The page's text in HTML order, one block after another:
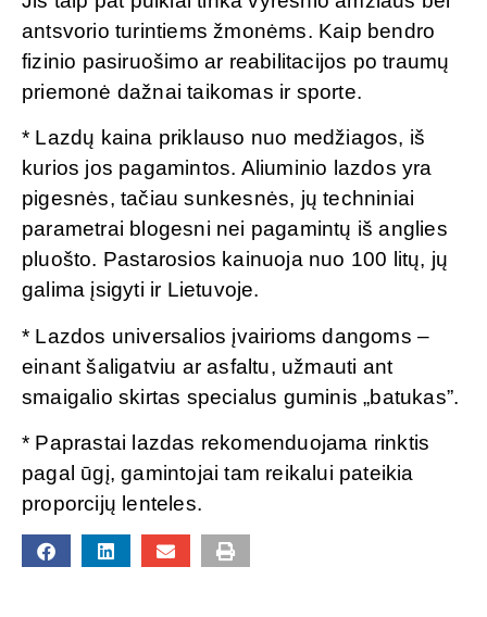
antsvorio turintiems žmonėms. Kaip bendro
fizinio pasiruošimo ar reabilitacijos po traumų
priemonė dažnai taikomas ir sporte.
* Lazdų kaina priklauso nuo medžiagos, iš
kurios jos pagamintos. Aliuminio lazdos yra
pigesnės, tačiau sunkesnės, jų techniniai
parametrai blogesni nei pagamintų iš anglies
pluošto. Pastarosios kainuoja nuo 100 litų, jų
galima įsigyti ir Lietuvoje.
* Lazdos universalios įvairioms dangoms –
einant šaligatviu ar asfaltu, užmauti ant
smaigalio skirtas specialus guminis „batukas”.
* Paprastai lazdas rekomenduojama rinktis
pagal ūgį, gamintojai tam reikalui pateikia
proporcijų lenteles.